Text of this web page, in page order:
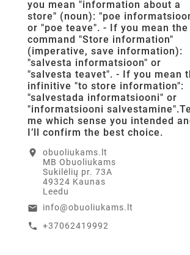
you mean "information about a
store" (noun): "poe
or "poe teave". - If you mean the
command "Store information"
(imperative, save information):
"salvesta informatsioon" or
"salvesta teavet". - If you mean
infinitive "to store information":
"salvestada informatsiooni" or
"informatsiooni
me which sense you intended
I’ll confirm the best choice.
location_on
obuoliukams.lt
MB Obuoliukams
Sukilėlių pr. 73A
49324 Kaunas
Leedu
email info@obuoliukams.lt
call +37062419992